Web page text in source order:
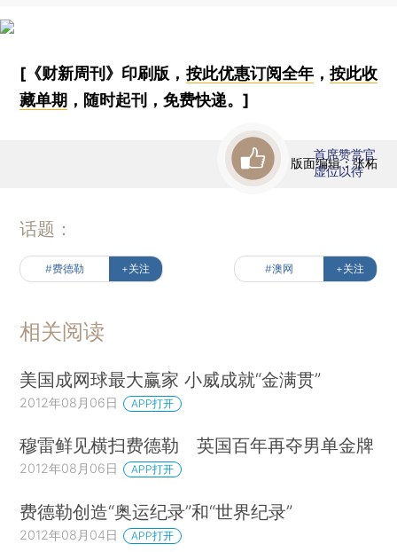
[《财新周刊》印刷版， 按此优惠订阅全年， 按此收
藏单期 ，随时起刊，免费快递。]
版面编辑：张柘
首席赞赏官
虚位以待
话题：
#费德勒 +关注 #澳网 +关注
相关阅读
美国成网球最大赢家 小威成就“金满贯”
2012年08月06日 APP打开
穆雷鲜见横扫费德勒 英国百年再夺男单金牌
2012年08月06日 APP打开
费德勒创造“奥运纪录”和“世界纪录”
2012年08月04日 APP打开